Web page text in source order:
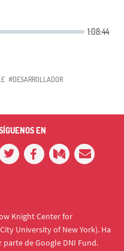
#DESARROLLADOR
EN
Knight Center for
University of New York). Ha
de Google DNI Fund.